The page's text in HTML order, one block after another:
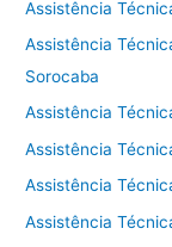
Assistência
Assistência
Sorocaba
Assistência
Assistência
Assistência
Assistência